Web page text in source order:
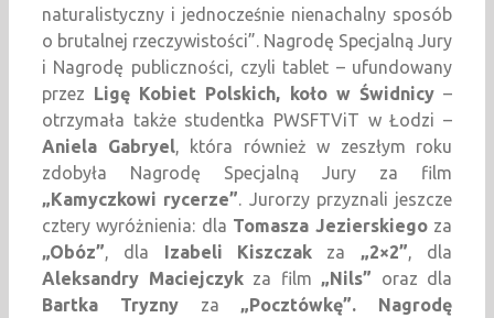
naturalistyczny i jednocześnie nienachalny sposób
o brutalnej rzeczywistości”. Nagrodę Specjalną Jury
i Nagrodę publiczności, czyli tablet – ufundowany
przez Ligę Kobiet Polskich, koło w Świdnicy–
otrzymała także studentka PWSFTViT w Łodzi –
Aniela Gabryel, która również w zeszłym roku
zdobyła Nagrodę Specjalną Jury za film
„Kamyczkowi rycerze”. Jurorzy przyznali jeszcze
cztery wyróżnienia: dla Tomasza Jezierskiegoza
„Obóz”, dla Izabeli Kiszczak za „2×2”, dla
Aleksandry Maciejczyk za film „Nils” oraz dla
Bartka Tryzny za „Pocztówkę”. Nagrodę